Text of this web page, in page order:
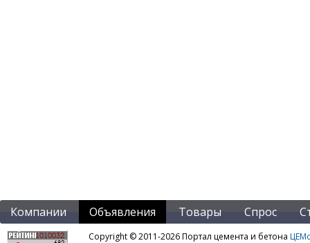
Компании Объявления Товары Спрос
Copyright © 2011-2026 Портал цемента и бетона